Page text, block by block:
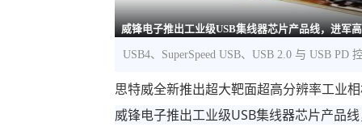
威锋电子推出工业级USB集线器芯片产品线，进军
USB4、SuperSpeed USB、USB 2.0 与 USB
思特威全新推出超大靶面超高分辨率工业
威锋电子推出工业级USB集线器芯片产品